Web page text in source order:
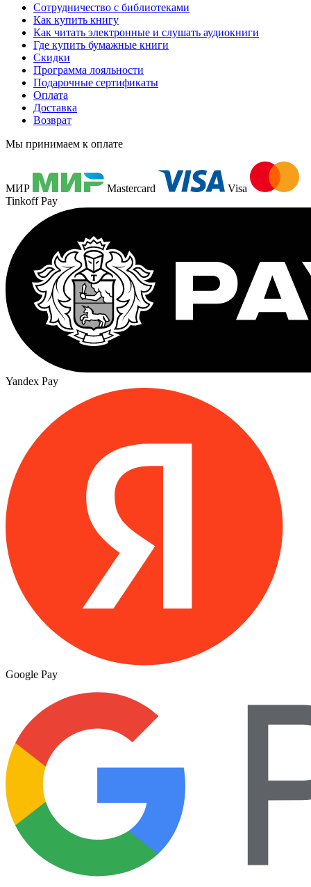
Сотрудничество с библиотеками
Как купить книгу
Как читать электронные и слушать аудиокниги
Где купить бумажные книги
Скидки
Программа лояльности
Подарочные сертификаты
Оплата
Доставка
Возврат
Мы принимаем к оплате
МИР Mastercard
Visa
Tinkoff Pay
Yandex Pay
Google Pay